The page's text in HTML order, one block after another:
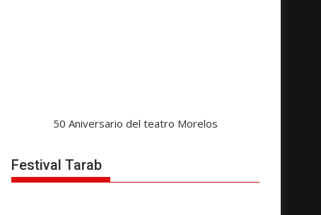
50 Aniversario del teatro Morelos
Festival Tarab